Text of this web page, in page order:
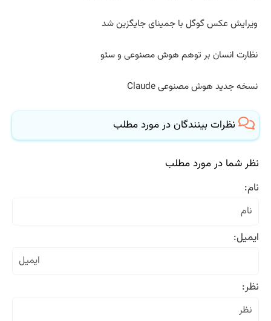
ویرایش عکس گوگل با جمینای جایگزین شد
نظارت انسان بر توهم هوش مصنوعی و سئو
نسخه جدید هوش مصنوعی Claude
نظرات بینندگان در مورد مطلب
نظر شما در مورد مطلب
نام:
ایمیل:
نظر: